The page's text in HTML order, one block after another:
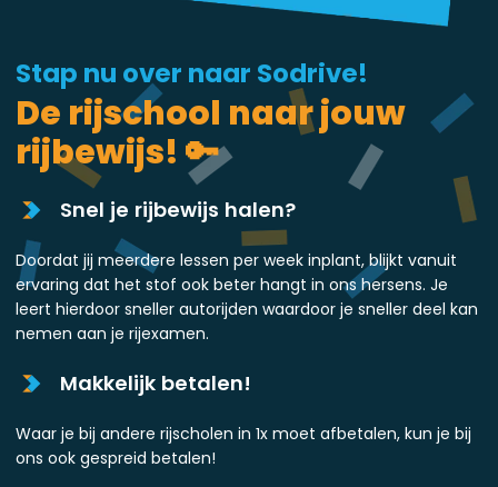
Stap nu over naar Sodrive!
De rijschool naar jouw
rijbewijs! 🔑
Snel je rijbewijs halen?
Doordat jij meerdere lessen per week inplant, blijkt vanuit
ervaring dat het stof ook beter hangt in ons hersens. Je
leert hierdoor sneller autorijden waardoor je sneller deel kan
nemen aan je rijexamen.
Makkelijk betalen!
Waar je bij andere rijscholen in 1x moet afbetalen, kun je bij
ons ook gespreid betalen!